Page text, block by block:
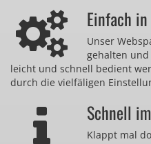
Einfach
Unser
gehalten und
leicht und schnell bedient
durch die vielfäligen
Schnell
Klappt mal